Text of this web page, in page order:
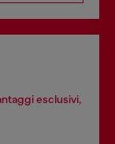
esclusivi,